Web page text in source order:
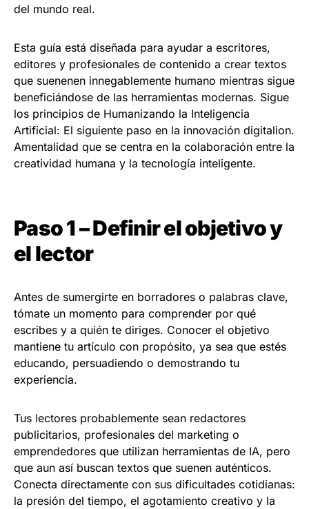
del mundo real.
Esta guía está diseñada para ayudar a escritores,
editores y profesionales de contenido a crear textos
que suenenen innegablemente humano mientras sigue
beneficiándose de las herramientas modernas. Sigue
los principios de Humanizando la Inteligencia
Artificial: El siguiente paso en la innovación digitalion.
Amentalidad que se centra en la colaboración entre la
creatividad humana y la tecnología inteligente.
Paso 1 – Definir el objetivo y
el lector
Antes de sumergirte en borradores o palabras clave,
tómate un momento para comprender por qué
escribes y a quién te diriges. Conocer el objetivo
mantiene tu artículo con propósito, ya sea que estés
educando, persuadiendo o demostrando tu
experiencia.
Tus lectores probablemente sean redactores
publicitarios, profesionales del marketing o
emprendedores que utilizan herramientas de IA, pero
que aun así buscan textos que suenen auténticos.
Conecta directamente con sus dificultades cotidianas:
la presión del tiempo, el agotamiento creativo y la